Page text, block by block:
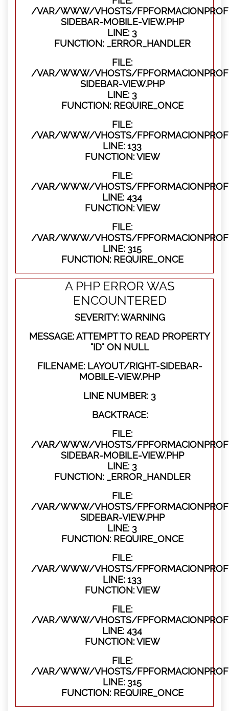
/VAR/WWW/VHOSTS/
SIDEBAR-MOBILE-VIEW.PHP
LINE: 3
FUNCTION: _ERROR_HANDLER
FILE:
/VAR/WWW/VHOSTS/
SIDEBAR-VIEW.PHP
LINE: 3
FUNCTION: REQUIRE_ONCE
FILE:
/VAR/WWW/VHOSTS/
LINE: 133
FUNCTION: VIEW
FILE:
/VAR/WWW/VHOSTS/
LINE: 434
FUNCTION: VIEW
FILE:
/VAR/WWW/VHOSTS/
LINE: 315
FUNCTION: REQUIRE_ONCE
A PHP ERROR WAS
ENCOUNTERED
SEVERITY: WARNING
MESSAGE: ATTEMPT TO READ PROPERTY
"ID" ON NULL
FILENAME: LAYOUT/RIGHT-SIDEBAR-
MOBILE-VIEW.PHP
LINE NUMBER: 3
BACKTRACE:
FILE:
/VAR/WWW/VHOSTS/
SIDEBAR-MOBILE-VIEW.PHP
LINE: 3
FUNCTION: _ERROR_HANDLER
FILE:
/VAR/WWW/VHOSTS/
SIDEBAR-VIEW.PHP
LINE: 3
FUNCTION: REQUIRE_ONCE
FILE:
/VAR/WWW/VHOSTS/
LINE: 133
FUNCTION: VIEW
FILE:
/VAR/WWW/VHOSTS/
LINE: 434
FUNCTION: VIEW
FILE:
/VAR/WWW/VHOSTS/
LINE: 315
FUNCTION: REQUIRE_ONCE